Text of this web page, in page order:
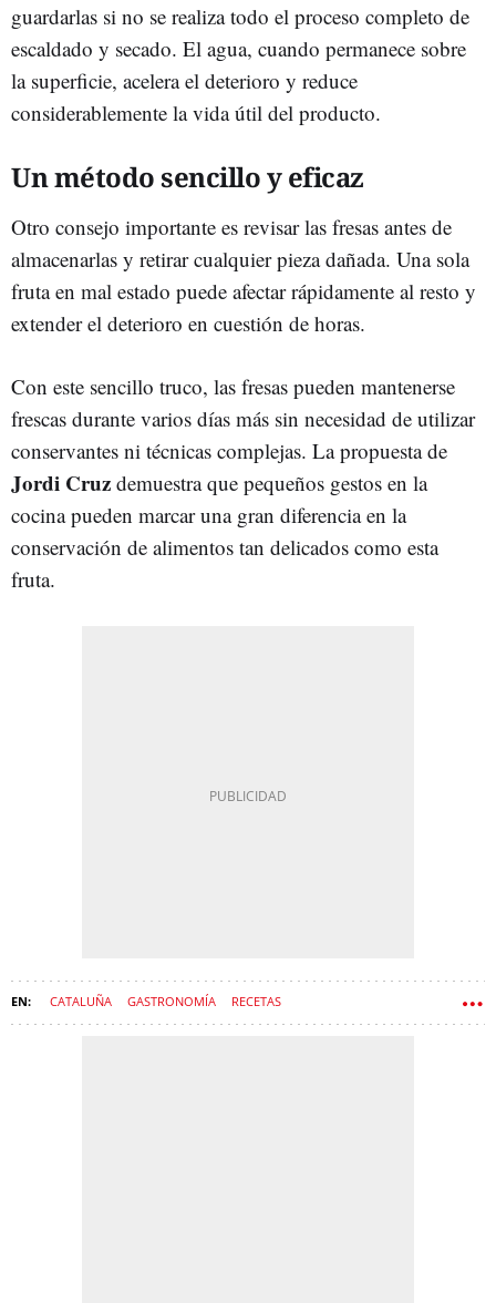
guardarlas si no se realiza todo el proceso completo de
escaldado y secado. El agua, cuando permanece sobre
la superficie, acelera el deterioro y reduce
considerablemente la vida útil del producto.
Un método sencillo y eficaz
Otro consejo importante es revisar las fresas antes de
almacenarlas y retirar cualquier pieza dañada. Una sola
fruta en mal estado puede afectar rápidamente al resto y
extender el deterioro en cuestión de horas.
Con este sencillo truco, las fresas pueden mantenerse
frescas durante varios días más sin necesidad de utilizar
conservantes ni técnicas complejas. La propuesta de
Jordi Cruz demuestra que pequeños gestos en la
cocina pueden marcar una gran diferencia en la
conservación de alimentos tan delicados como esta
fruta.
CATALUÑA GASTRONOMÍA RECETAS